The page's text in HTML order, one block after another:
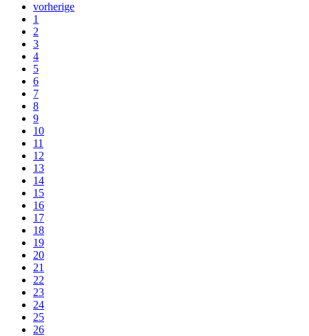
vorherige
1
2
3
4
5
6
7
8
9
10
11
12
13
14
15
16
17
18
19
20
21
22
23
24
25
26